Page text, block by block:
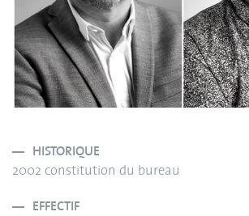
HISTORIQUE
2002 constitution du bureau
EFFECTIF